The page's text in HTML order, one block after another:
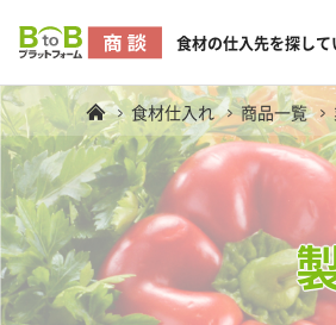
食材の仕入先を探し
食材仕入れ 商品一覧